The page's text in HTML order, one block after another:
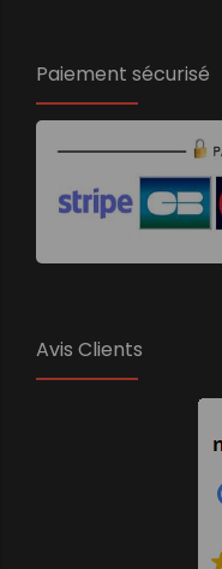
Paiement sécurisé
Avis Clients